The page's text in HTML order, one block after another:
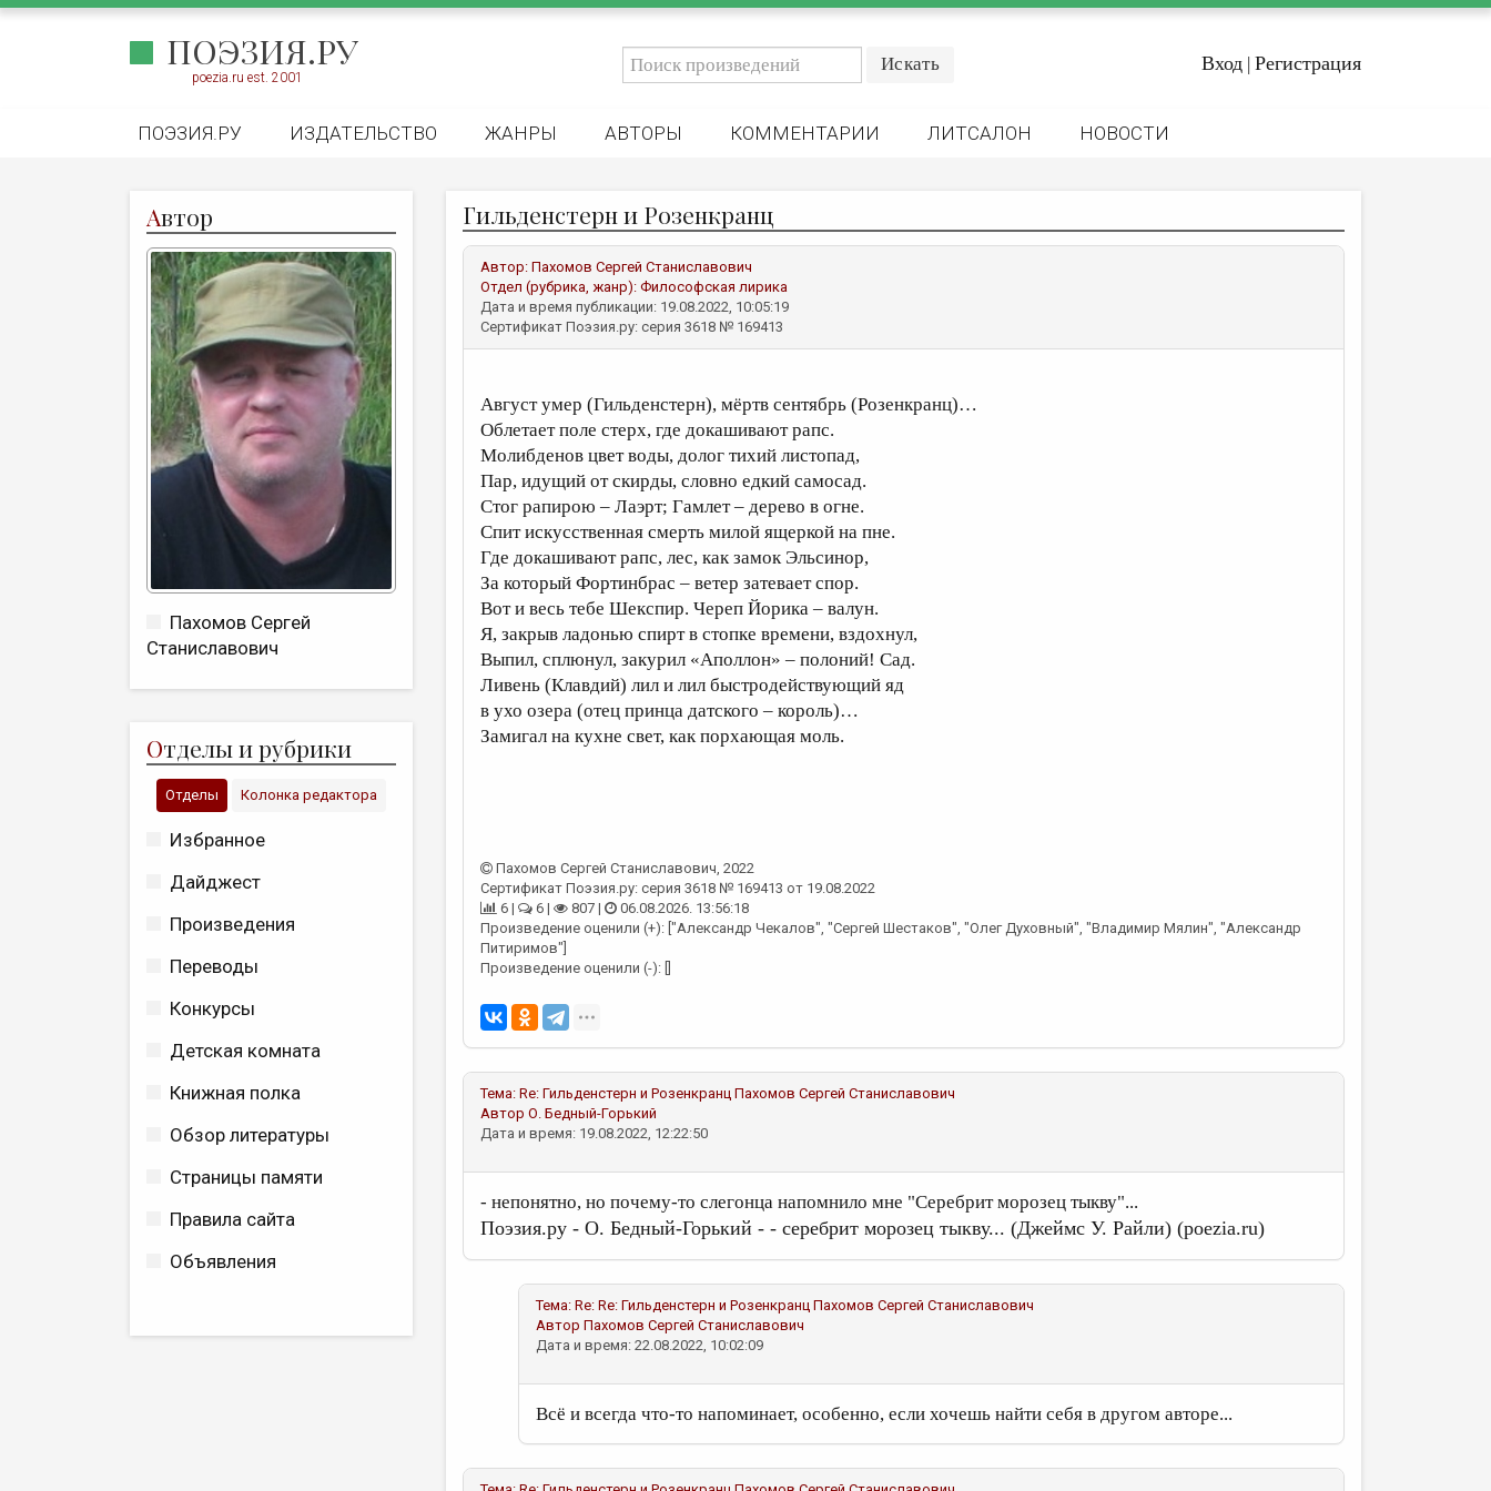
ПОЭЗИЯ.РУ
poezia.ru est. 2001
Вход | Регистрация
ПОЭЗИЯ.РУ ИЗДАТЕЛЬСТВО ЖАНРЫ АВТОРЫ КОММЕНТАРИИ ЛИТСАЛОН НОВОСТИ
Автор
Пахомов Сергей
Станиславович
Отделы и рубрики
Отделы Колонка редактора
Избранное
Дайджест
Произведения
Переводы
Конкурсы
Детская комната
Книжная полка
Обзор литературы
Страницы памяти
Правила сайта
Объявления
Гильденстерн и Розенкранц
Автор: Пахомов Сергей Станиславович
Отдел (рубрика, жанр): Философская лирика
Дата и время публикации: 19.08.2022, 10:05:19
Сертификат Поэзия.ру: серия 3618 № 169413
Август умер (Гильденстерн), мёртв сентябрь (Розенкранц)…
Облетает поле стерх, где докашивают рапс.
Молибденов цвет воды, долог тихий листопад,
Пар, идущий от скирды, словно едкий самосад.
Стог рапирою – Лаэрт; Гамлет – дерево в огне.
Спит искусственная смерть милой ящеркой на пне.
Где докашивают рапс, лес, как замок Эльсинор,
За который Фортинбрас – ветер затевает спор.
Вот и весь тебе Шекспир. Череп Йорика – валун.
Я, закрыв ладонью спирт в стопке времени, вздохнул,
Выпил, сплюнул, закурил «Аполлон» – полоний! Сад.
Ливень (Клавдий) лил и лил быстродействующий яд
в ухо озера (отец принца датского – король)…
Замигал на кухне свет, как порхающая моль.
Пахомов Сергей Станиславович, 2022
Сертификат Поэзия.ру: серия 3618 № 169413 от 19.08.2022
6 |
6 | 807 |
06.08.2026. 13:56:18
Произведение оценили (+): ["Александр Чекалов", "Сергей Шестаков", "Олег Духовный", "Владимир Мялин", "Александр
Питиримов"]
Произведение оценили (-): []
Тема: Re: Гильденстерн и Розенкранц Пахомов Сергей Станиславович
Автор О. Бедный-Горький
Дата и время: 19.08.2022, 12:22:50
- непонятно, но почему-то слегонца напомнило мне "Серебрит морозец тыкву"...
Поэзия.ру - О. Бедный-Горький - - серебрит морозец тыкву... (Джеймс У. Райли) (poezia.ru)
Тема: Re: Re: Гильденстерн и Розенкранц Пахомов Сергей Станиславович
Автор Пахомов Сергей Станиславович
Дата и время: 22.08.2022, 10:02:09
Всё и всегда что-то напоминает, особенно, если хочешь найти себя в другом авторе...